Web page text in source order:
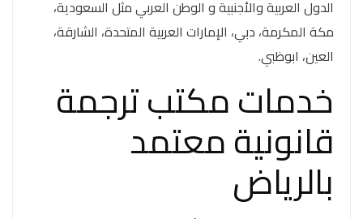
الدول العربية والأجنبية و الوطن العربي مثل السعودية،
مكة المكرمة، دبي، الإمارات العربية المتحدة، الشارقة،
العين، ابوظبي.
خدمات مكتب ترجمة
قانونية معتمد
بالرياض